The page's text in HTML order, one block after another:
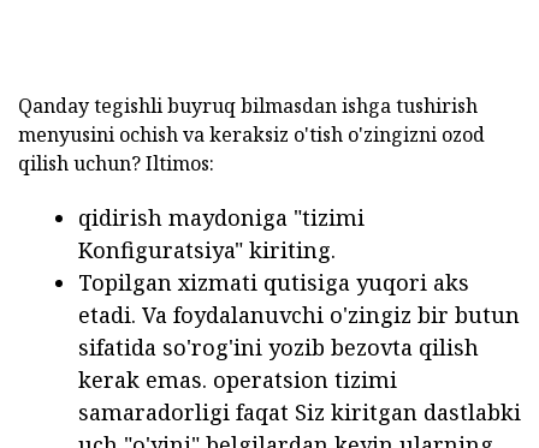
Qanday tegishli buyruq bilmasdan ishga tushirish
menyusini ochish va keraksiz o'tish o'zingizni ozod
qilish uchun? Iltimos:
qidirish maydoniga "tizimi
Konfiguratsiya" kiriting.
Topilgan xizmati qutisiga yuqori aks
etadi. Va foydalanuvchi o'zingiz bir butun
sifatida so'rog'ini yozib bezovta qilish
kerak emas. operatsion tizimi
samaradorligi faqat Siz kiritgan dastlabki